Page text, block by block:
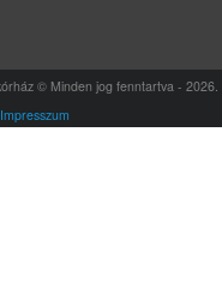
© Minden jog fenntartva - 2026.
Impresszum